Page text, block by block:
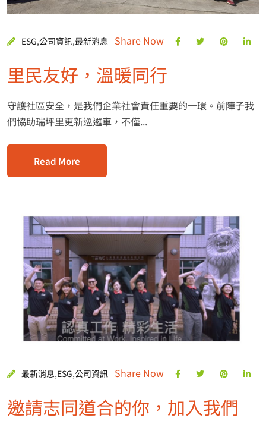
ESG,公司資訊,最新消息 Share Now
里民友好，溫暖同行
守護社區安全，是我們企業社會責任重要的一環。前陣子我
們協助瑞坪里更新巡邏車，不僅...
Read More
最新消息,ESG,公司資訊 Share Now
邀請志同道合的你，加入我們